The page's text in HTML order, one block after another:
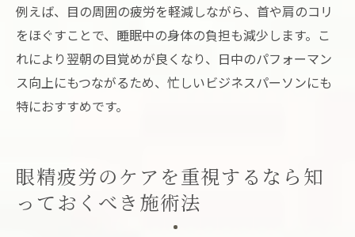
例えば、目の周囲の疲労を軽減しながら、首や肩のコリ
をほぐすことで、睡眠中の身体の負担も減少します。こ
れにより翌朝の目覚めが良くなり、日中のパフォーマン
ス向上にもつながるため、忙しいビジネスパーソンにも
特におすすめです。
眼精疲労のケアを重視するなら知
っておくべき施術法